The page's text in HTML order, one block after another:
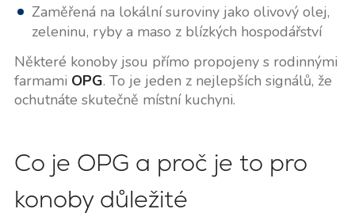
Zaměřená na lokální suroviny jako olivový olej,
zeleninu, ryby a maso z blízkých hospodářství
Některé konoby jsou přímo propojeny s rodinnými
farmami OPG. To je jeden z nejlepších signálů, že
ochutnáte skutečně místní kuchyni.
Co je OPG a proč je to pro
konoby důležité